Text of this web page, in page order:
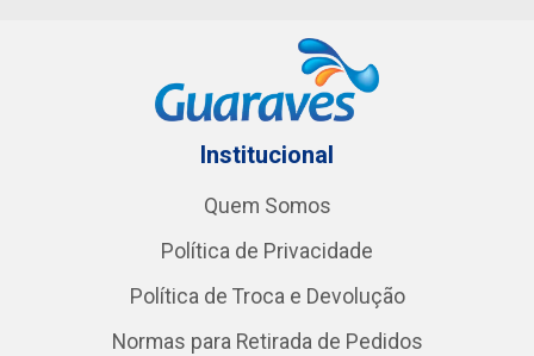
Institucional
Quem Somos
Política de Privacidade
Política de Troca e Devolução
Normas para Retirada de Pedidos